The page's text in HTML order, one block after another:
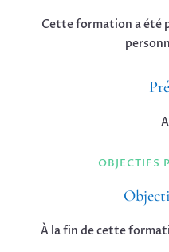
Cette formation a été
OBJECTIFS
À la fin de cette